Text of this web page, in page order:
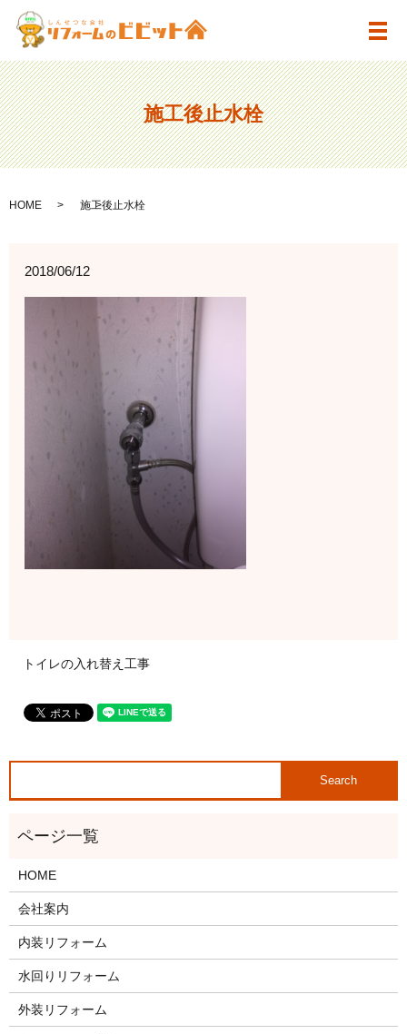
メ
施工後止水栓
HOME 施工後止水栓
2018/06/12
トイレの入れ替え工事
HOME
会社案内
内装リフォーム
水回りリフォーム
外装リフォーム